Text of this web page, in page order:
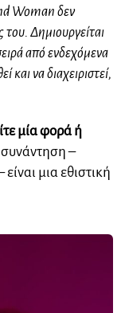
Woman δεν
Δημιουργείται
από ενδεχόμενα
και να διαχειριστεί,
μία φορά ή
–
μια εθιστική